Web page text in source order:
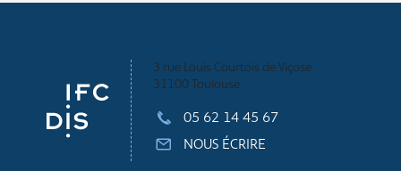
3 rue Louis Courtois de Viçose
31100 Toulouse
05 62 14 45 67
NOUS ÉCRIRE